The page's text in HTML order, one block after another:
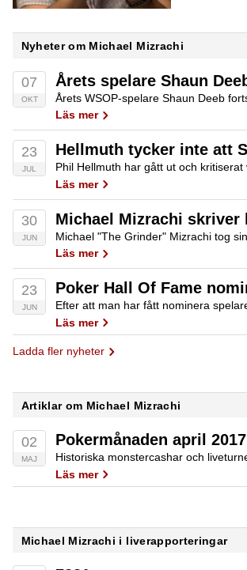
Nyheter om Michael Mizrachi
07
OKT
Läs mer
23
JUL
Läs mer
30
JUN
Läs mer
23
JUN
Läs mer
Ladda fler nyheter
Artiklar om Michael Mizrachi
02
MAJ
Pokermånaden april 2017
Läs mer
Michael Mizrachi i liverapporteringar